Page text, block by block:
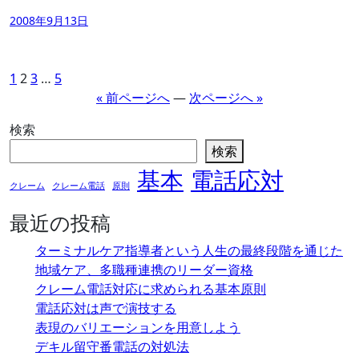
2008年9月13日
投
の
ー
送
1 23 … 5
« 前ページへ— 次ページへ »
検索
検索
クレーム クレーム電話 原則 基本 電話応対
最近の投稿
ターミナルケア指導者という人生の最終段階を通じた
地域ケア、多職種連携のリーダー資格
クレーム電話対応に求められる基本原則
電話応対は声で演技する
表現のバリエーションを用意しよう
デキル留守番電話の対処法